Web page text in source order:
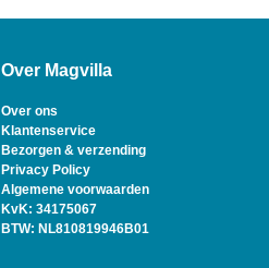
Over Magvilla
Over ons
Klantenservice
Bezorgen & verzending
Privacy Policy
Algemene voorwaarden
KvK: 34175067
BTW: NL810819946B01